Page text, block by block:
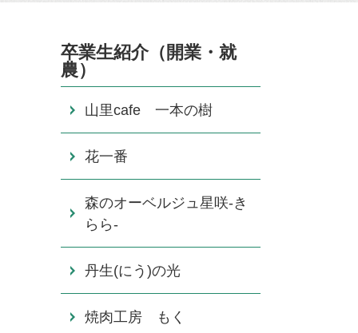
卒業生紹介（開業・就
農）
山里cafe 一本の樹
花一番
森のオーベルジュ星咲-き
らら-
丹生(にう)の光
焼肉工房 もく